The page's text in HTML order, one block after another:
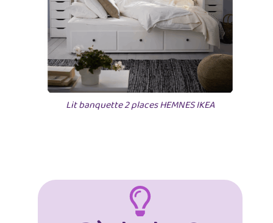
Lit banquette 2 places HEMNES IKEA